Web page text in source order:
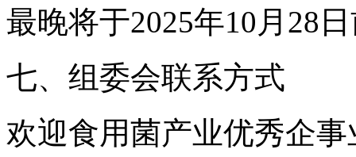
最晚将于2025年10月28
七、组委会联系方式
欢迎食用菌产业优秀企